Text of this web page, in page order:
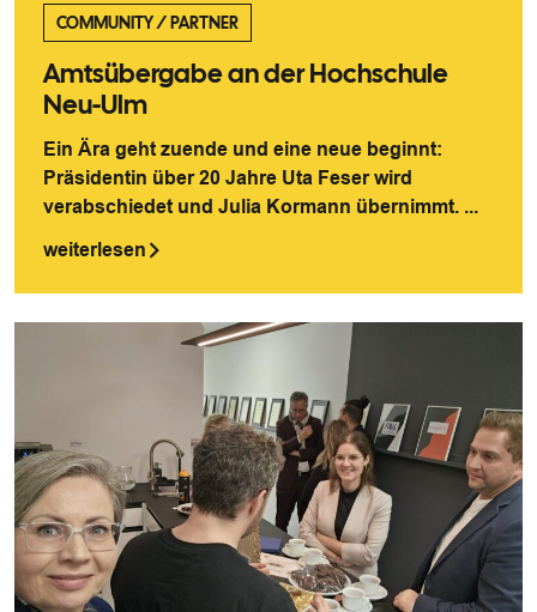
COMMUNITY/PARTNER
Amtsübergabe an der Hochschule
Neu-Ulm
Ein Ära geht zuende und eine neue beginnt:
Präsidentin über 20 Jahre Uta Feser wird
verabschiedet und Julia Kormann übernimmt. ...
weiterlesen